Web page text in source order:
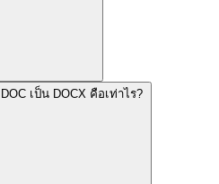
เป็น DOCX คือเท่าไร?